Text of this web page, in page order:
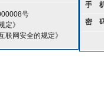
号
定》
联网安全的规定》
手
密